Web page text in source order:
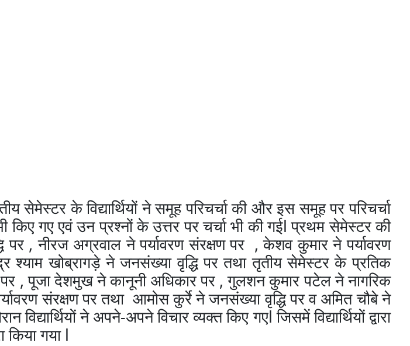
सेमेस्टर के विद्यार्थियों ने समूह परिचर्चा की और इस समूह पर परिचर्चा
किए गए एवं उन प्रश्नों के उत्तर पर चर्चा भी की गईlप्रथम सेमेस्टर की
पर,नीरज अग्रवाल ने पर्यावरण संरक्षण पर ,केशव कुमार ने पर्यावरण
श्याम खोब्रागड़े ने जनसंख्या वृद्धि पर तथा तृतीय सेमेस्टर के प्रतिक
पर ,पूजा देशमुख ने कानूनी अधिकार पर ,गुलशन कुमार पटेल ने नागरिक
संरक्षण पर तथा आमोस कुर्रे ने जनसंख्या वृद्धि पर व अमित चौबे ने
विद्यार्थियों ने अपने-अपने विचार व्यक्त किए गएlजिसमें विद्यार्थियों द्वारा
किया गयाl